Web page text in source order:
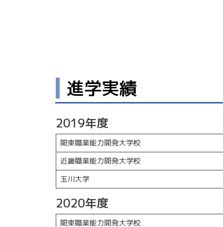
進学実績
2019年度
関東職業能力開発大学校
近畿職業能力開発大学校
玉川大学
2020年度
関東職業能力開発大学校